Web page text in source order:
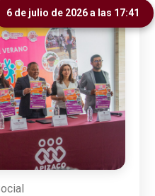
6 de julio de 2026 a las 17:41